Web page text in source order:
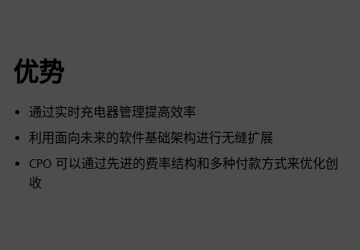
优势
通过实时充电器管理提高效率
利用面向未来的软件基础架构进行无缝扩展
CPO 可以通过先进的费率结构和多种付款方式来优化创
收